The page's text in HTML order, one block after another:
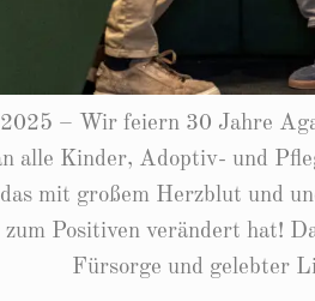
– Wir feiern 30 Jahre
alle Kinder, Adoptiv- und
mit großem Herzblut und
Positiven verändert hat!
Fürsorge und gelebter